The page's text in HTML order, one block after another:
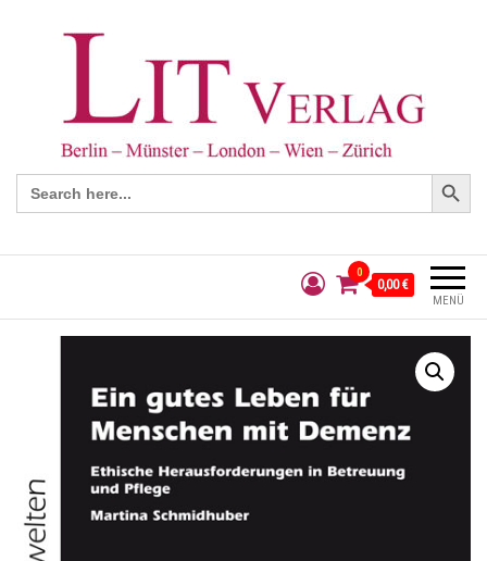
Search
for:
Search Button
MENÜ
0
0,00 €